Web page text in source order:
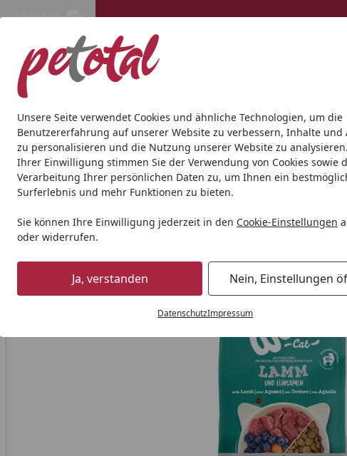
Unsere Seite verwendet Cookies und ähnliche Technologien, um die
Benutzererfahrung auf unserer Website zu verbessern, Inhalte und
zu personalisieren und die Nutzung unserer Website zu
Ihrer Einwilligung stimmen Sie der Verwendung von Cookies sowie
Verarbeitung Ihrer persönlichen Daten zu, um Ihnen ein
Surferlebnis und mehr Funktionen zu bieten.
Sie können Ihre Einwilligung jederzeit in den Cookie-Einstellungen
oder widerrufen.
Ja, verstanden Nein, Einstellungen
DatenschutzImpressum
Kontakt
Hund Katze Aquaristik Teich Andere Tierarten
Startseite
Katze Katzentrockenfutter WOW WOW Senior Lamm